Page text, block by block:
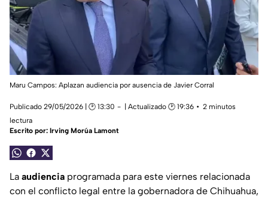
Maru Campos: Aplazan audiencia por ausencia de Javier Corral
Publicado 29/05/2026 | 🕑 13:30 | Actualizado 🕑 19:36
2 minutos
lectura
Escrito por: Irving Morúa Lamont
La audiencia programada para este viernes relacionada
con el conflicto legal entre la gobernadora de Chihuahua,